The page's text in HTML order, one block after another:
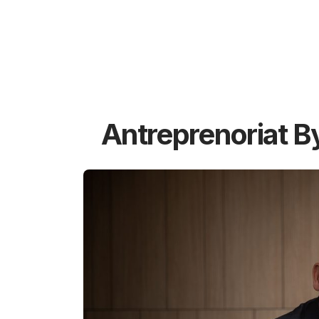
Antreprenoriat